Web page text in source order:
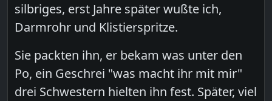
silbriges, erst Jahre später wußte ich,
Darmrohr und Klistierspritze.
Sie packten ihn, er bekam was unter den
Po, ein Geschrei "was macht ihr mit mir"
drei Schwestern hielten ihn fest. Später, viel